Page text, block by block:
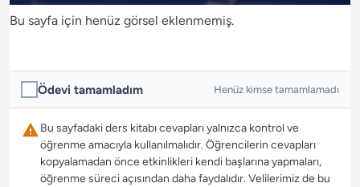
Bu sayfa için henüz görsel eklenmemiş.
Ödevi tamamladım Henüz kimse tamamlamadı
Bu sayfadaki ders kitabı cevapları yalnızca kontrol ve
öğrenme amacıyla kullanılmalıdır. Öğrencilerin cevapları
kopyalamadan önce etkinlikleri kendi başlarına yapmaları,
öğrenme süreci açısından daha faydalıdır. Velilerimiz de bu